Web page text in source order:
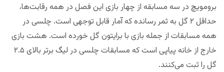
برومویچ در سه مسابقه از چهار بازی این فصل در همه رقابت‌ها،
حداقل ۲ گل به ثمر رسانده که آمار قابل توجهی است. چلسی در
همه مسابقات از جمله بازی با برایتون گل خورده است. هشت بازی
خارج از خانه پیاپی است که مسابقات چلسی در لیگ برتر بالای ۲.۵
گل را ثبت می‌کنند.